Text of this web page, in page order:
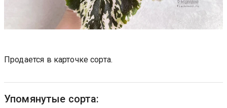
Продается в карточке сорта.
Упомянутые сорта: